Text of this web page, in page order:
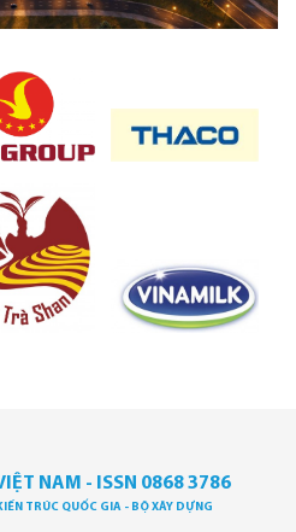
NAM - ISSN 0868 3786
TRÚC QUỐC GIA - BỘ XÂY DỰNG